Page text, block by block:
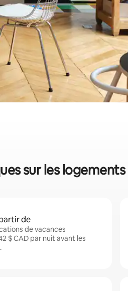
sur les
de
de vacances
$ CAD par nuit avant les